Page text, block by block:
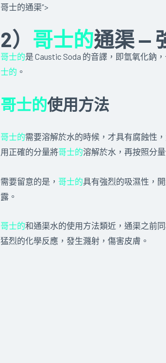
哥士的通渠”>
2） 哥士的通渠 —
哥士的是 Caustic Soda 的音譯，即氫氧化鈉
士的 。
哥士的使用方法
哥士的需要溶解於水的時候，才具有腐蝕性
用正確的分量將哥士的溶解於水，再按照分
需要留意的是， 哥士的具有強烈的吸濕性，
露。
哥士的和通渠水的使用方法類近，通渠之前
猛烈的化學反應，發生濺射，傷害皮膚。